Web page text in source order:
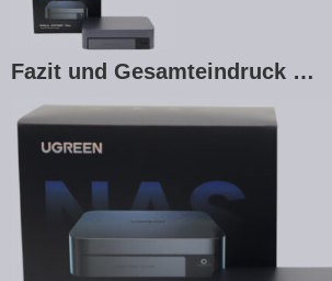
Fazit und Gesamteindruck …